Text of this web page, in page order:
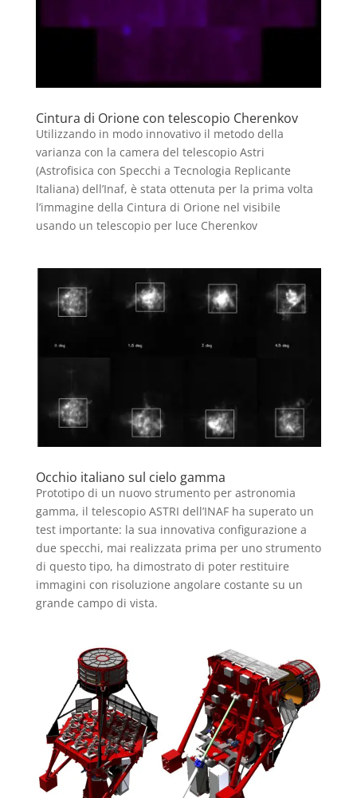
Cintura di Orione con telescopio Cherenkov
Utilizzando in modo innovativo il metodo della
varianza con la camera del telescopio Astri
(Astrofisica con Specchi a Tecnologia Replicante
Italiana) dell’Inaf, è stata ottenuta per la prima volta
l’immagine della Cintura di Orione nel visibile
usando un telescopio per luce Cherenkov
Occhio italiano sul cielo gamma
Prototipo di un nuovo strumento per astronomia
gamma, il telescopio ASTRI dell’INAF ha superato un
test importante: la sua innovativa configurazione a
due specchi, mai realizzata prima per uno strumento
di questo tipo, ha dimostrato di poter restituire
immagini con risoluzione angolare costante su un
grande campo di vista.